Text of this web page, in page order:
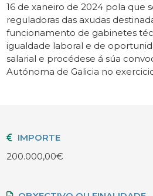
16 de xaneiro de 2024 pola que
reguladoras das axudas
funcionamento de gabinetes
igualdade laboral e de
salarial e procédese á súa
Autónoma de Galicia no
IMPORTE
200.000,00€